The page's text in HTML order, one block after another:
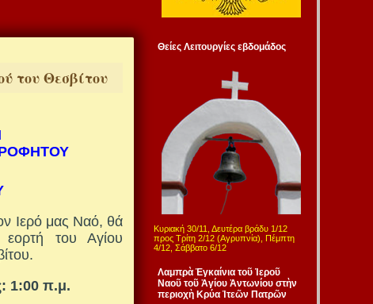
του Θεσβίτου
Ιερό μας Ναό, θά
εορτή του Αγίου
1:00 π.μ.
Θείες Λειτουργίες εβδομάδος
Κυριακή 30/11, Δευτέρα βράδυ 1/12
προς Τρίτη 2/12 (Αγρυπνία), Πέμπτη
4/12, Σάββατο 6/12
Λαμπρὰ Ἐγκαίνια τοῦ Ἱεροῦ
Ναοῦ τοῦ Ἁγίου Ἀντωνίου στὴν
περιοχὴ Κρύα Ἰτεῶν Πατρῶν